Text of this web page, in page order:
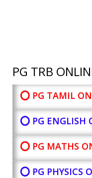
PG TRB
⭕ PG TAMIL
⭕ PG ENGLISH
⭕ PG MATHS
⭕ PG PHYSICS